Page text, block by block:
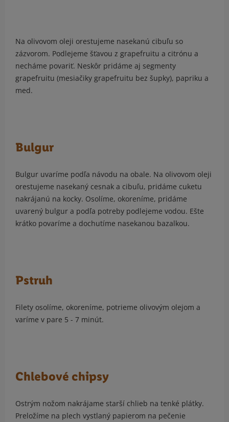
Na olivovom oleji orestujeme nasekanú cibuľu so
zázvorom. Podlejeme šťavou z grapefruitu a citrónu a
necháme povariť. Neskôr pridáme aj segmenty
grapefruitu (mesiačiky grapefruitu bez šupky), papriku a
med.
Bulgur
Bulgur uvaríme podľa návodu na obale. Na olivovom oleji
orestujeme nasekaný cesnak a cibuľu, pridáme cuketu
nakrájanú na kocky. Osolíme, okoreníme, pridáme
uvarený bulgur a podľa potreby podlejeme vodou. Ešte
krátko povaríme a dochutíme nasekanou bazalkou.
Pstruh
Filety osolíme, okoreníme, potrieme olivovým olejom a
varíme v pare 5 - 7 minút.
Chlebové chipsy
Ostrým nožom nakrájame starší chlieb na tenké plátky.
Preložíme na plech vystlaný papierom na pečenie